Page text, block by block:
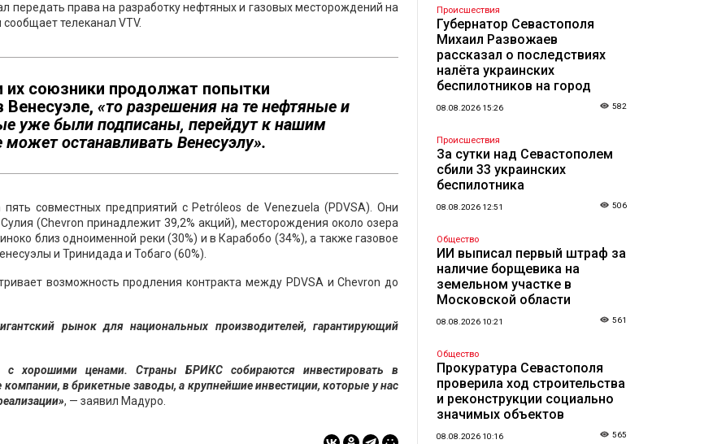
передать права на разработку нефтяных и газовых месторождений на
телеканал VTV.
союзники продолжат попытки
Венесуэле, «то разрешения на те нефтяные и
уже были подписаны, перейдут к нашим
останавливать Венесуэлу».
совместных предприятий с Petróleos de Venezuela (PDVSA). Они
(Chevron принадлежит 39,2% акций), месторождения около озера
близ одноименной реки (30%) и в Карабобо (34%), а также газовое
и Тринидада и Тобаго (60%).
возможность продления контракта между PDVSA и Chevron до
рынок для национальных производителей, гарантирующий
хорошими ценами. Страны БРИКС собираются инвестировать в
в брикетные заводы, а крупнейшие инвестиции, которые у нас
, — заявил Мадуро.
Происшествия
Губернатор Севастополя
Михаил Развожаев
рассказал о последствиях
налёта украинских
беспилотников на город
08.08.2026 15:26 582
Происшествия
За сутки над Севастополем
сбили 33 украинских
беспилотника
08.08.2026 12:51 506
Общество
ИИ выписал первый штраф за
наличие борщевика на
земельном участке в
Московской области
08.08.2026 10:21 561
Общество
Прокуратура Севастополя
проверила ход строительства
и реконструкции социально
значимых объектов
08.08.2026 10:16 565